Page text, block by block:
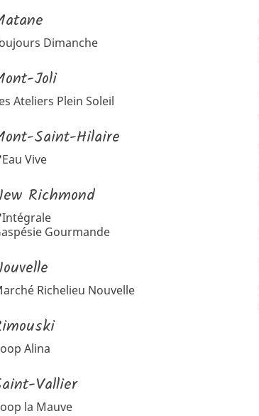
Dimanche
Joli
Les Ateliers Plein Soleil
Saint-Hilaire
Vive
Richmond
Gourmande
Richelieu Nouvelle
Alina
Vallier
la Mauve